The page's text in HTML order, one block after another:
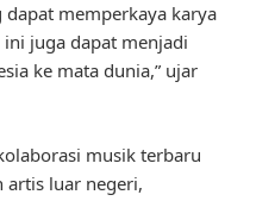
memperkaya karya
juga dapat menjadi
ke mata dunia,” ujar
musik terbaru
artis luar negeri,